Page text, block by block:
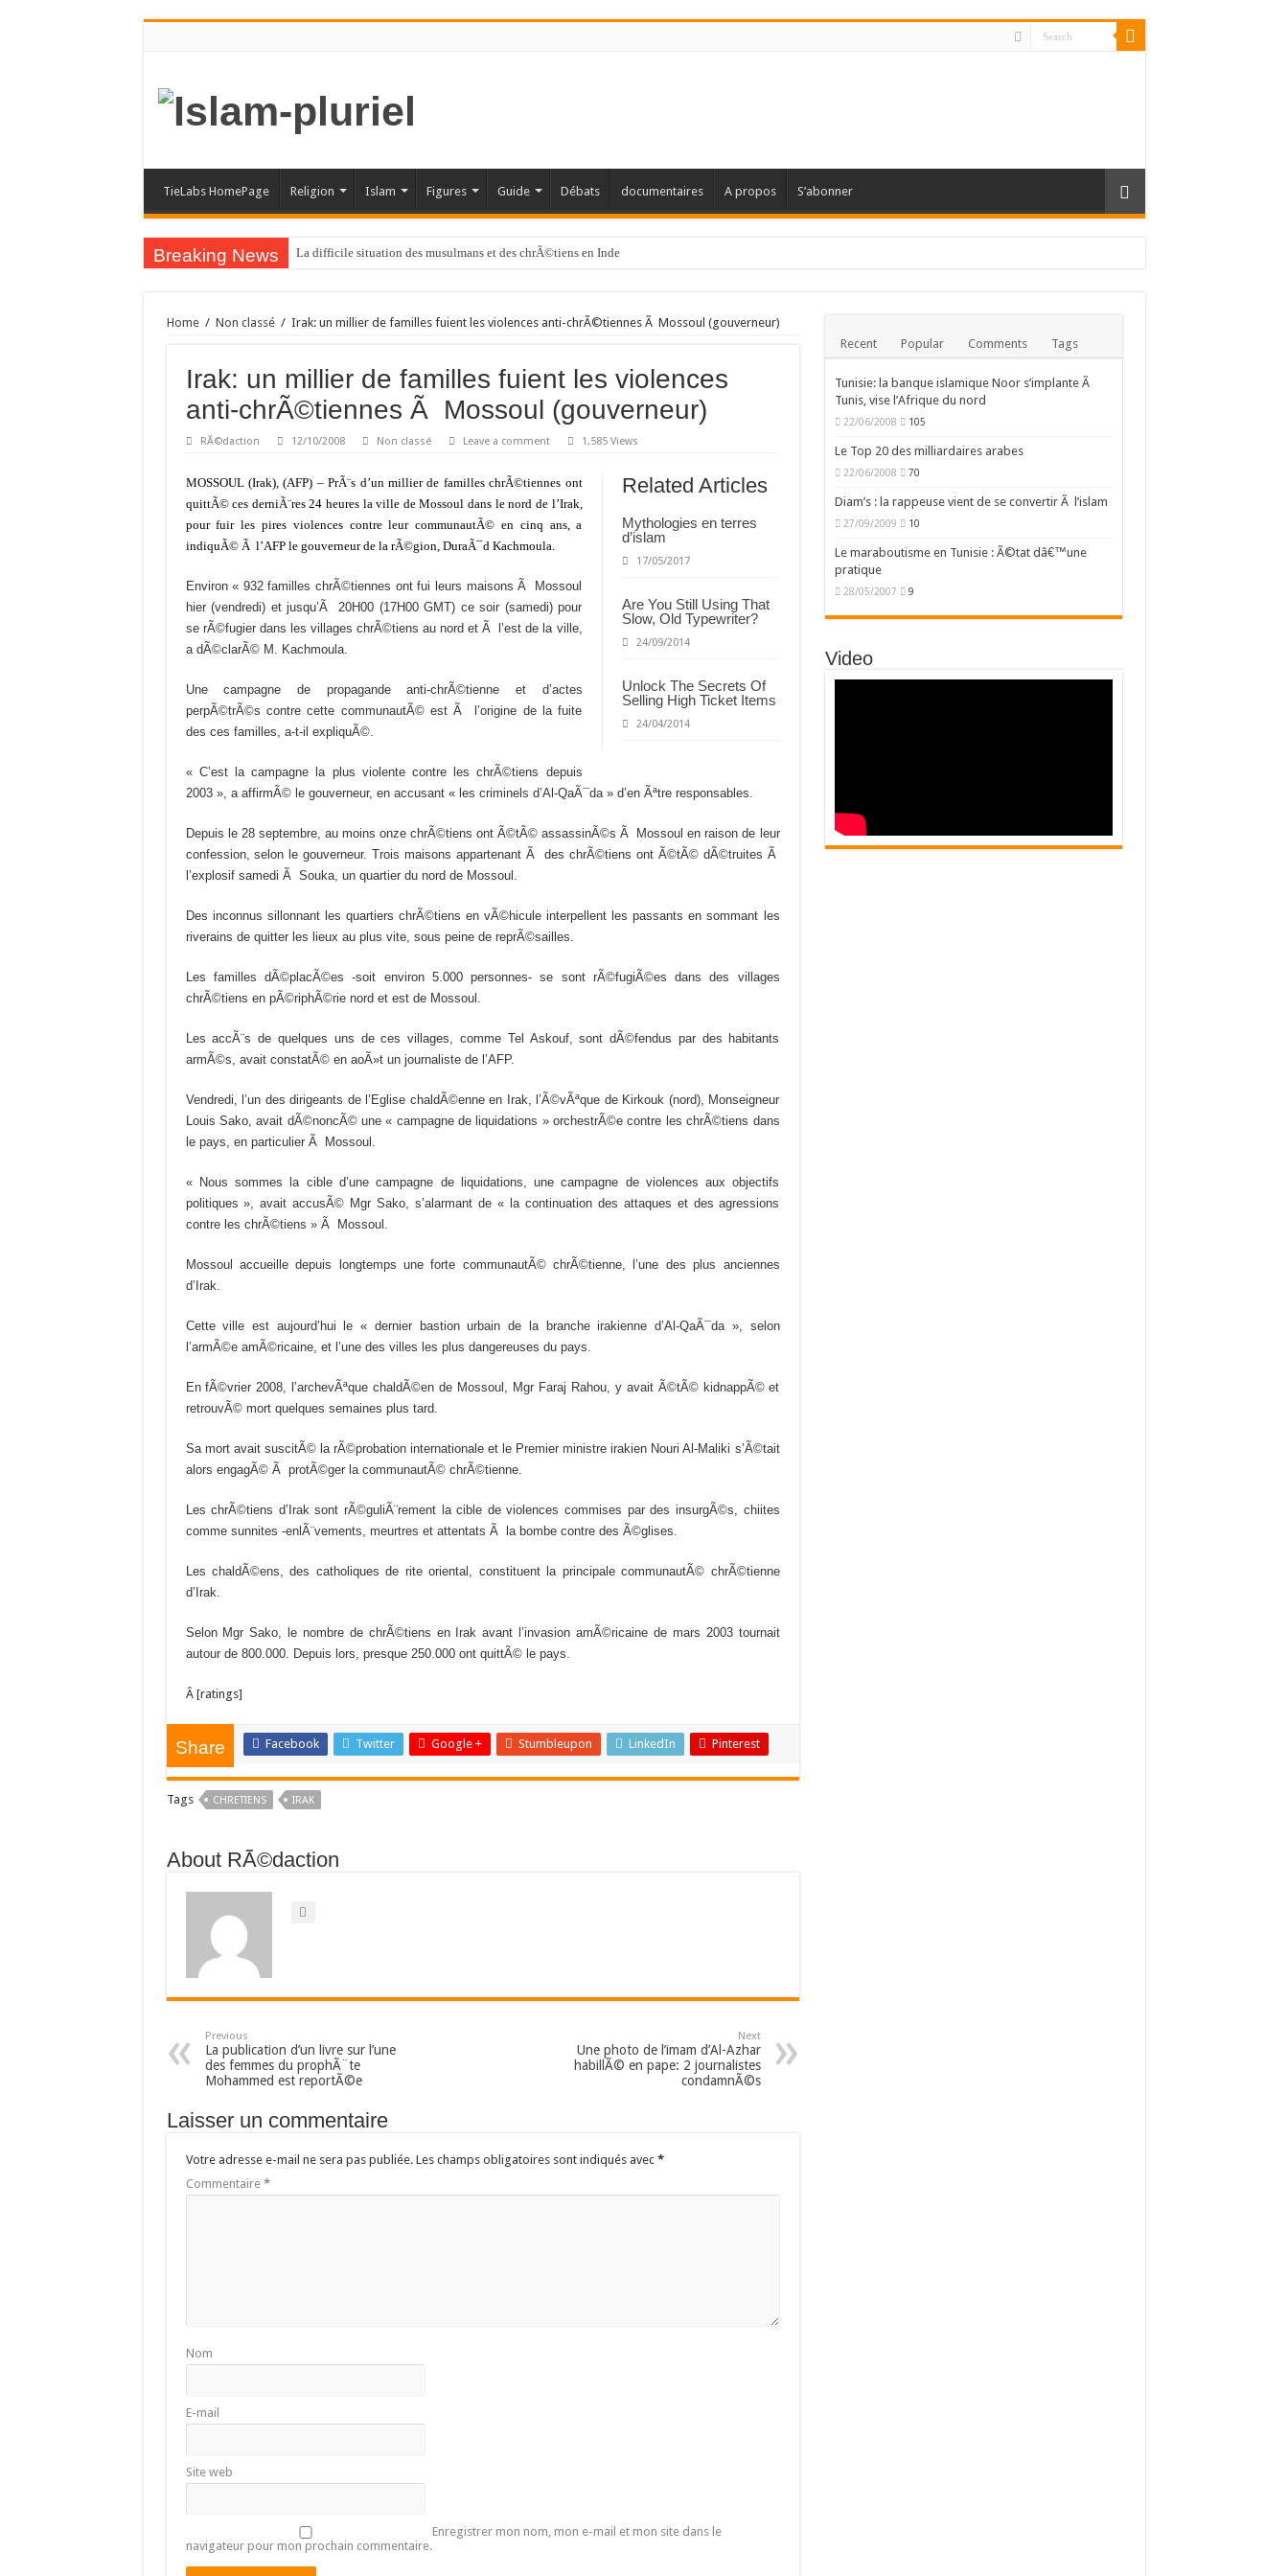
TieLabs HomePage Religion Islam Figures Guide Débats documentaires A propos S’abonner
Breaking News La difficile situation des musulmans et des chrÃ©tiens en Inde
Home / Non classé / Irak: un millier de familles fuient les violences anti-chrÃ©tiennes Ã Mossoul (gouverneur)
Irak: un millier de familles fuient les violences
anti-chrÃ©tiennes Ã Mossoul (gouverneur)
RÃ©daction 12/10/2008 Non classé Leave a comment 1,585 Views
Related Articles
Mythologies en terres
d’islam
17/05/2017
Are You Still Using That
Slow, Old Typewriter?
24/09/2014
Unlock The Secrets Of
Selling High Ticket Items
24/04/2014
MOSSOUL (Irak), (AFP) –PrÃ¨s d’un millier de familles chrÃ©tiennes ont
quittÃ© ces derniÃ¨res 24 heures la ville de Mossoul dans le nord de l’Irak,
pour fuir les pires violences contre leur communautÃ© en cinq ans, a
indiquÃ© Ã l’AFP le gouverneur de la rÃ©gion, DuraÃ¯d Kachmoula.
Environ « 932 familles chrÃ©tiennes ont fui leurs maisons Ã Mossoul
hier (vendredi) et jusqu’Ã 20H00 (17H00 GMT) ce soir (samedi) pour
se rÃ©fugier dans les villages chrÃ©tiens au nord et Ã l’est de la ville,
a dÃ©clarÃ© M. Kachmoula.
Une campagne de propagande anti-chrÃ©tienne et d’actes
perpÃ©trÃ©s contre cette communautÃ© est Ã l’origine de la fuite
des ces familles, a-t-il expliquÃ©.
« C’est la campagne la plus violente contre les chrÃ©tiens depuis
2003 », a affirmÃ© le gouverneur, en accusant « les criminels d’Al-QaÃ¯da » d’en Ãªtre responsables.
Depuis le 28 septembre, au moins onze chrÃ©tiens ont Ã©tÃ© assassinÃ©s Ã Mossoul en raison de leur
confession, selon le gouverneur. Trois maisons appartenant Ã des chrÃ©tiens ont Ã©tÃ© dÃ©truites Ã
l’explosif samedi Ã Souka, un quartier du nord de Mossoul.
Des inconnus sillonnant les quartiers chrÃ©tiens en vÃ©hicule interpellent les passants en sommant les
riverains de quitter les lieux au plus vite, sous peine de reprÃ©sailles.
Les familles dÃ©placÃ©es -soit environ 5.000 personnes- se sont rÃ©fugiÃ©es dans des villages
chrÃ©tiens en pÃ©riphÃ©rie nord et est de Mossoul.
Les accÃ¨s de quelques uns de ces villages, comme Tel Askouf, sont dÃ©fendus par des habitants
armÃ©s, avait constatÃ© en aoÃ»t un journaliste de l’AFP.
Vendredi, l’un des dirigeants de l’Eglise chaldÃ©enne en Irak, l’Ã©vÃªque de Kirkouk (nord), Monseigneur
Louis Sako, avait dÃ©noncÃ© une « campagne de liquidations » orchestrÃ©e contre les chrÃ©tiens dans
le pays, en particulier Ã Mossoul.
« Nous sommes la cible d’une campagne de liquidations, une campagne de violences aux objectifs
politiques », avait accusÃ© Mgr Sako, s’alarmant de « la continuation des attaques et des agressions
contre les chrÃ©tiens » Ã Mossoul.
Mossoul accueille depuis longtemps une forte communautÃ© chrÃ©tienne, l’une des plus anciennes
d’Irak.
Cette ville est aujourd’hui le « dernier bastion urbain de la branche irakienne d’Al-QaÃ¯da », selon
l’armÃ©e amÃ©ricaine, et l’une des villes les plus dangereuses du pays.
En fÃ©vrier 2008, l’archevÃªque chaldÃ©en de Mossoul, Mgr Faraj Rahou, y avait Ã©tÃ© kidnappÃ© et
retrouvÃ© mort quelques semaines plus tard.
Sa mort avait suscitÃ© la rÃ©probation internationale et le Premier ministre irakien Nouri Al-Maliki s’Ã©tait
alors engagÃ© Ã protÃ©ger la communautÃ© chrÃ©tienne.
Les chrÃ©tiens d’Irak sont rÃ©guliÃ¨rement la cible de violences commises par des insurgÃ©s, chiites
comme sunnites -enlÃ¨vements, meurtres et attentats Ã la bombe contre des Ã©glises.
Les chaldÃ©ens, des catholiques de rite oriental, constituent la principale communautÃ© chrÃ©tienne
d’Irak.
Selon Mgr Sako, le nombre de chrÃ©tiens en Irak avant l’invasion amÃ©ricaine de mars 2003 tournait
autour de 800.000. Depuis lors, presque 250.000 ont quittÃ© le pays.
Â [ratings]
Share Facebook Twitter Google + Stumbleupon LinkedIn Pinterest
Tags CHRETIENS IRAK
About RÃ©daction
Previous
La publication d’un livre sur l’une
des femmes du prophÃ¨te
Mohammed est reportÃ©e
Next
Une photo de l’imam d’Al-Azhar
habillÃ© en pape: 2 journalistes
condamnÃ©s
Laisser un commentaire
Votre adresse e-mail ne sera pas publiée. Les champs obligatoires sont indiqués avec *
Commentaire *
Nom
E-mail
Site web
Enregistrer mon nom, mon e-mail et mon site dans le
navigateur pour mon prochain commentaire.
Recent Popular Comments Tags
Tunisie: la banque islamique Noor s’implante Ã
Tunis, vise l’Afrique du nord
22/06/2008 105
Le Top 20 des milliardaires arabes
22/06/2008 70
Diam’s : la rappeuse vient de se convertir Ã l’islam
27/09/2009 10
Le maraboutisme en Tunisie : Ã©tat dâ€™une
pratique
28/05/2007 9
Video